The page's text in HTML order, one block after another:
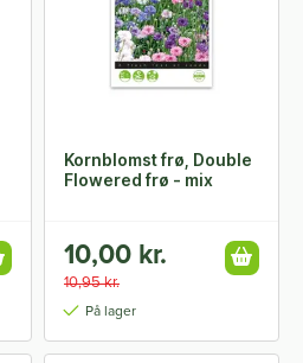
Kornblomst frø, Double
Flowered frø - mix
10,00 kr.
10,95 kr.
På lager